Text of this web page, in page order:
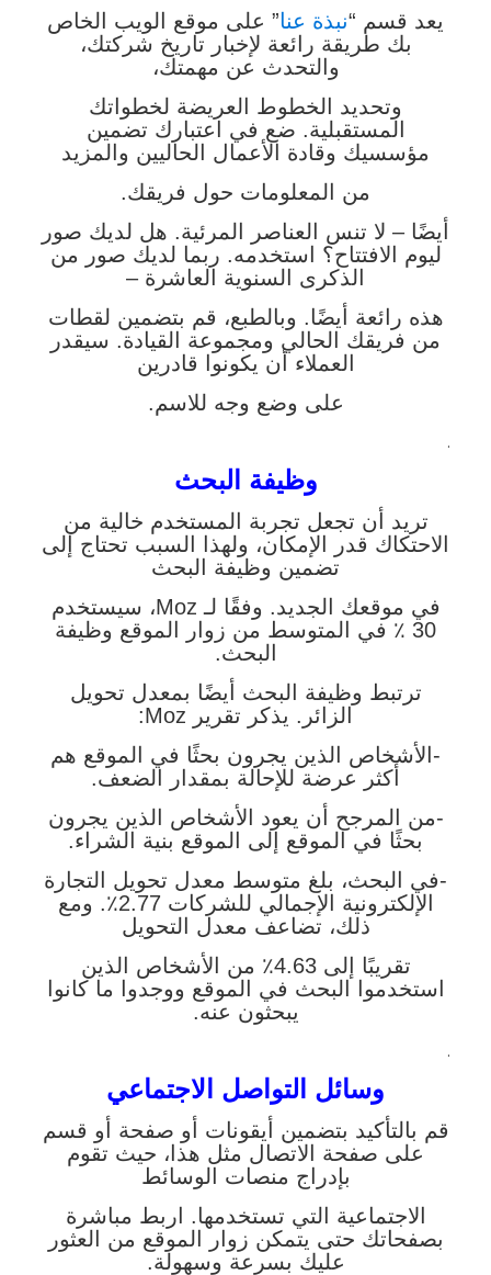
يعد قسم “نبذة عنا” على موقع الويب الخاص
بك طريقة رائعة لإخبار تاريخ شركتك،
والتحدث عن مهمتك،
وتحديد الخطوط العريضة لخطواتك
المستقبلية. ضع في اعتبارك تضمين
مؤسسيك وقادة الأعمال الحاليين والمزيد
من المعلومات حول فريقك.
أيضًا – لا تنس العناصر المرئية. هل لديك صور
ليوم الافتتاح؟ استخدمه. ربما لديك صور من
الذكرى السنوية العاشرة –
هذه رائعة أيضًا. وبالطبع، قم بتضمين لقطات
من فريقك الحالي ومجموعة القيادة. سيقدر
العملاء أن يكونوا قادرين
على وضع وجه للاسم.
.
وظيفة البحث
تريد أن تجعل تجربة المستخدم خالية من
الاحتكاك قدر الإمكان، ولهذا السبب تحتاج إلى
تضمين وظيفة البحث
في موقعك الجديد. وفقًا لـ Moz، سيستخدم
30 ٪ في المتوسط ​​من زوار الموقع وظيفة
البحث.
ترتبط وظيفة البحث أيضًا بمعدل تحويل
الزائر. يذكر تقرير Moz:
-الأشخاص الذين يجرون بحثًا في الموقع هم
أكثر عرضة للإحالة بمقدار الضعف.
-من المرجح أن يعود الأشخاص الذين يجرون
بحثًا في الموقع إلى الموقع بنية الشراء.
-في البحث، بلغ متوسط ​​معدل تحويل التجارة
الإلكترونية الإجمالي للشركات 2.77٪. ومع
ذلك، تضاعف معدل التحويل
تقريبًا إلى 4.63٪ من الأشخاص الذين
استخدموا البحث في الموقع ووجدوا ما كانوا
يبحثون عنه.
.
وسائل التواصل الاجتماعي
قم بالتأكيد بتضمين أيقونات أو صفحة أو قسم
على صفحة الاتصال مثل هذا، حيث تقوم
بإدراج منصات الوسائط
الاجتماعية التي تستخدمها. اربط مباشرة
بصفحاتك حتى يتمكن زوار الموقع من العثور
عليك بسرعة وسهولة.